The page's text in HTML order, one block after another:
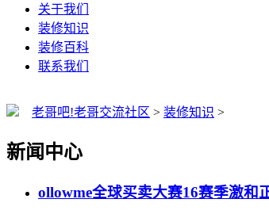
关于我们
装修知识
装修百科
联系我们
老哥吧!老哥交流社区 > 装修知识 >
新闻中心
ollowme全球买卖大赛16赛季激和